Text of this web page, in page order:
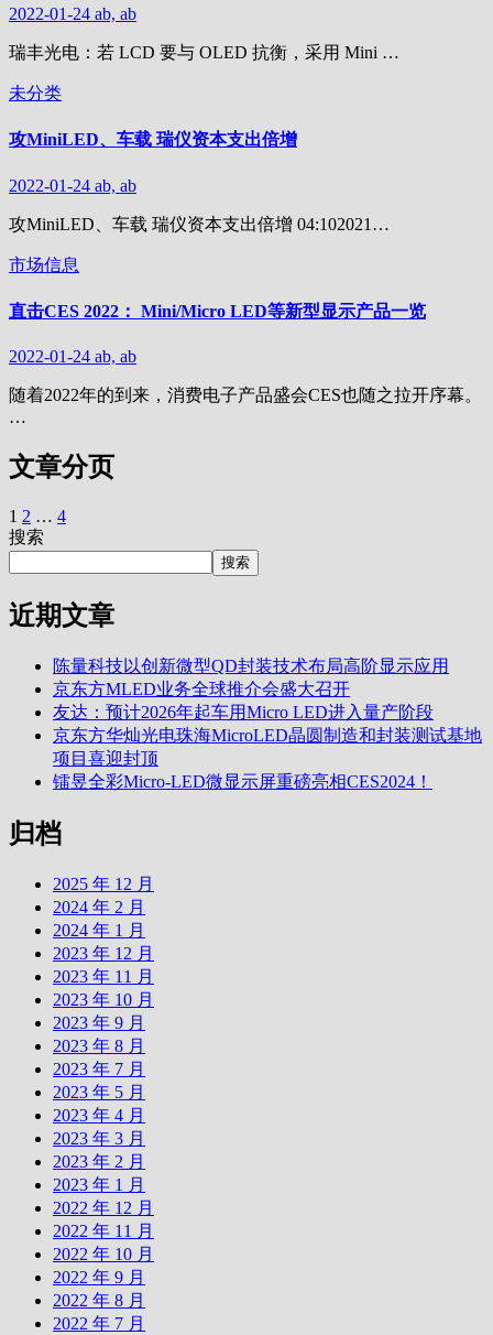
2022-01-24 ab, ab
瑞丰光电：若 LCD 要与 OLED 抗衡，采用 Mini …
未分类
攻MiniLED、车载 瑞仪资本支出倍增
2022-01-24 ab, ab
攻MiniLED、车载 瑞仪资本支出倍增 04:102021…
市场信息
直击CES 2022： Mini/Micro LED等新型显示产品一览
2022-01-24 ab, ab
随着2022年的到来，消费电子产品盛会CES也随之拉开序幕。
…
文章分页
1 2 … 4
搜索
搜索
近期文章
陈量科技以创新微型QD封装技术布局高阶显示应用
京东方MLED业务全球推介会盛大召开
友达：预计2026年起车用Micro LED进入量产阶段
京东方华灿光电珠海MicroLED晶圆制造和封装测试基地
项目喜迎封顶
镭昱全彩Micro-LED微显示屏重磅亮相CES2024！
归档
2025 年 12 月
2024 年 2 月
2024 年 1 月
2023 年 12 月
2023 年 11 月
2023 年 10 月
2023 年 9 月
2023 年 8 月
2023 年 7 月
2023 年 5 月
2023 年 4 月
2023 年 3 月
2023 年 2 月
2023 年 1 月
2022 年 12 月
2022 年 11 月
2022 年 10 月
2022 年 9 月
2022 年 8 月
2022 年 7 月